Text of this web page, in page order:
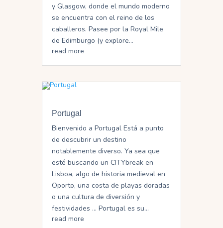
y Glasgow, donde el mundo moderno
se encuentra con el reino de los
caballeros. Pasee por la Royal Mile
de Edimburgo (y explore...
read more
Portugal
Bienvenido a Portugal Está a punto
de descubrir un destino
notablemente diverso. Ya sea que
esté buscando un CITYbreak en
Lisboa, algo de historia medieval en
Oporto, una costa de playas doradas
o una cultura de diversión y
festividades … Portugal es su...
read more